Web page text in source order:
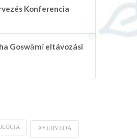
Konferencia
Goswāmī eltávozási
AYURVEDA